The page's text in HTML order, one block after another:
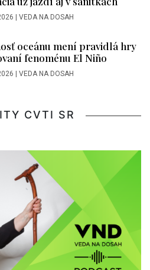
VEDA NA DOSAH
oceánu mení pravidlá hry
fenoménu El Niño
VEDA NA DOSAH
CVTI SR